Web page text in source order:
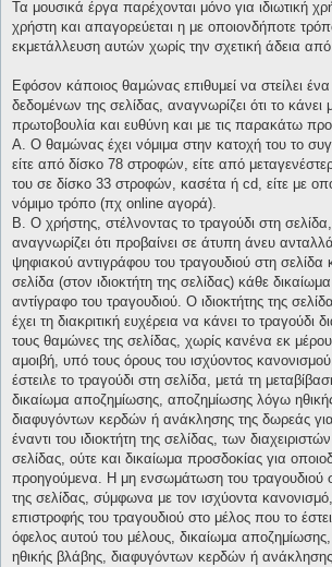
Τα μουσικά έργα παρέχονται μόνο για ιδιωτική
χρήστη και απαγορεύεται η με οποιονδήποτε
εκμετάλλευση αυτών χωρίς την σχετική άδεια
Εφόσον κάποιος θαμώνας επιθυμεί να στείλει
δεδομένων της σελίδας, αναγνωρίζει ότι το κάνει
πρωτοβουλία και ευθύνη και με τις παρακάτω
Α. Ο θαμώνας έχει νόμιμα στην κατοχή του το
είτε από δίσκο 78 στροφών, είτε από
του σε δίσκο 33 στροφών, κασέτα ή cd, είτε με
νόμιμο τρόπο (πχ online αγορά).
Β. Ο χρήστης, στέλνοντας το τραγούδι στη
αναγνωρίζει ότι προβαίνει σε άτυπη άνευ
ψηφιακού αντιγράφου του τραγουδιού στη σελίδα
σελίδα (στον ιδιοκτήτη της σελίδας) κάθε
αντίγραφο του τραγουδιού. Ο ιδιοκτήτης της
έχει τη διακριτική ευχέρεια να κάνει το τραγούδι
τους θαμώνες της σελίδας, χωρίς κανένα εκ
αμοιβή, υπό τους όρους του ισχύοντος
έστειλε το τραγούδι στη σελίδα, μετά τη
δικαίωμα αποζημίωσης, αποζημίωσης λόγω
διαφυγόντων κερδών ή ανάκλησης της δωρεάς
έναντι του ιδιοκτήτη της σελίδας, των
σελίδας, ούτε και δικαίωμα προσδοκίας για
προηγούμενα. Η μη ενσωμάτωση του τραγουδιού
της σελίδας, σύμφωνα με τον ισχύοντα
επιστροφής του τραγουδιού στο μέλος που το
όφελος αυτού του μέλους, δικαίωμα
ηθικής βλάβης, διαφυγόντων κερδών ή